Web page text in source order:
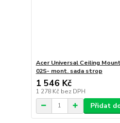
Acer Universal Ceiling
02S- mont. sada strop
1 546 Kč
1 278 Kč bez DPH
Přidat